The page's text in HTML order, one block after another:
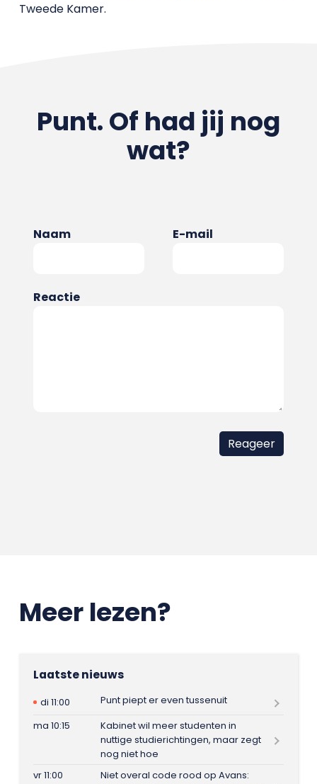
Tweede Kamer.
Punt. Of had jij nog
wat?
Naam E-mail
Reactie
Meer lezen?
Laatste nieuws
di 11:00
Punt piept er even tussenuit
ma 10:15
Kabinet wil meer studenten in
nuttige studierichtingen, maar zegt
nog niet hoe
vr 11:00
Niet overal code rood op Avans: